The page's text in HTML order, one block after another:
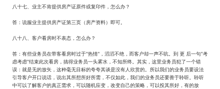
八十七、业主不肯提供房产证原件或复印件，怎么办？
答：说服业主提供房产证第三页（房产资料）即可。
八十八、客户看房时不表态，怎么办？
答：有些业务员在带客看房时过于"热情"，滔滔不绝，而客户却一声不吭。到 更 后一句"考
虑考虑"结束此次看房，搞得业务员一头雾水，不知所终。其实，这里业务员犯了一个错
误：就是无的放矢，这种毫无目标的夸夸其谈是没有人欣赏的。所以我们的业务员要设法
引导客户开口说话，说出其所想所好所需，不仅如此，我们的业务员还要善于聆听。聆听
中可以了解客户的真正需求，可以随机应变，改变自己的策略，可以投其所好，有的放